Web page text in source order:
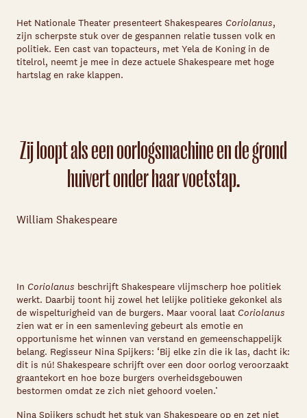
Het Nationale Theater presenteert Shakespeares Coriolanus,
zijn scherpste stuk over de gespannen relatie tussen volk en
politiek. Een cast van topacteurs, met Yela de Koning in de
titelrol, neemt je mee in deze actuele Shakespeare met hoge
hartslag en rake klappen.
Zij loopt als een oorlogsmachine en de grond
huivert onder haar voetstap.
William Shakespeare
In Coriolanus beschrijft Shakespeare vlijmscherp hoe politiek
werkt. Daarbij toont hij zowel het lelijke politieke gekonkel als
de wispelturigheid van de burgers. Maar vooral laat Coriolanus
zien wat er in een samenleving gebeurt als emotie en
opportunisme het winnen van verstand en gemeenschappelijk
belang. Regisseur Nina Spijkers: ‘Bij elke zin die ik las, dacht ik:
dit is nú! Shakespeare schrijft over een door oorlog veroorzaakt
graantekort en hoe boze burgers overheidsgebouwen
bestormen omdat ze zich niet gehoord voelen.’
Nina Spijkers schudt het stuk van Shakespeare op en zet niet